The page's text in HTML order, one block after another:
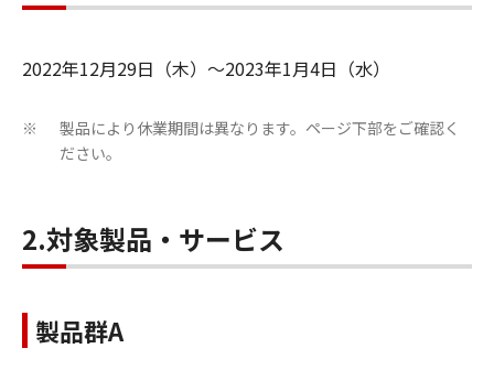
2022年12月29日（木）～2023年1月4日（水）
※
製品により休業期間は異なります。ページ下部をご確認く
ださい。
2.対象製品・サービス
製品群A